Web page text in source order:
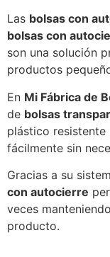
Las bolsas con
bolsas con
son una solución
productos
En Mi Fábrica de
de bolsas
plástico
fácilmente sin
Gracias a su
con autocierre
veces
producto.